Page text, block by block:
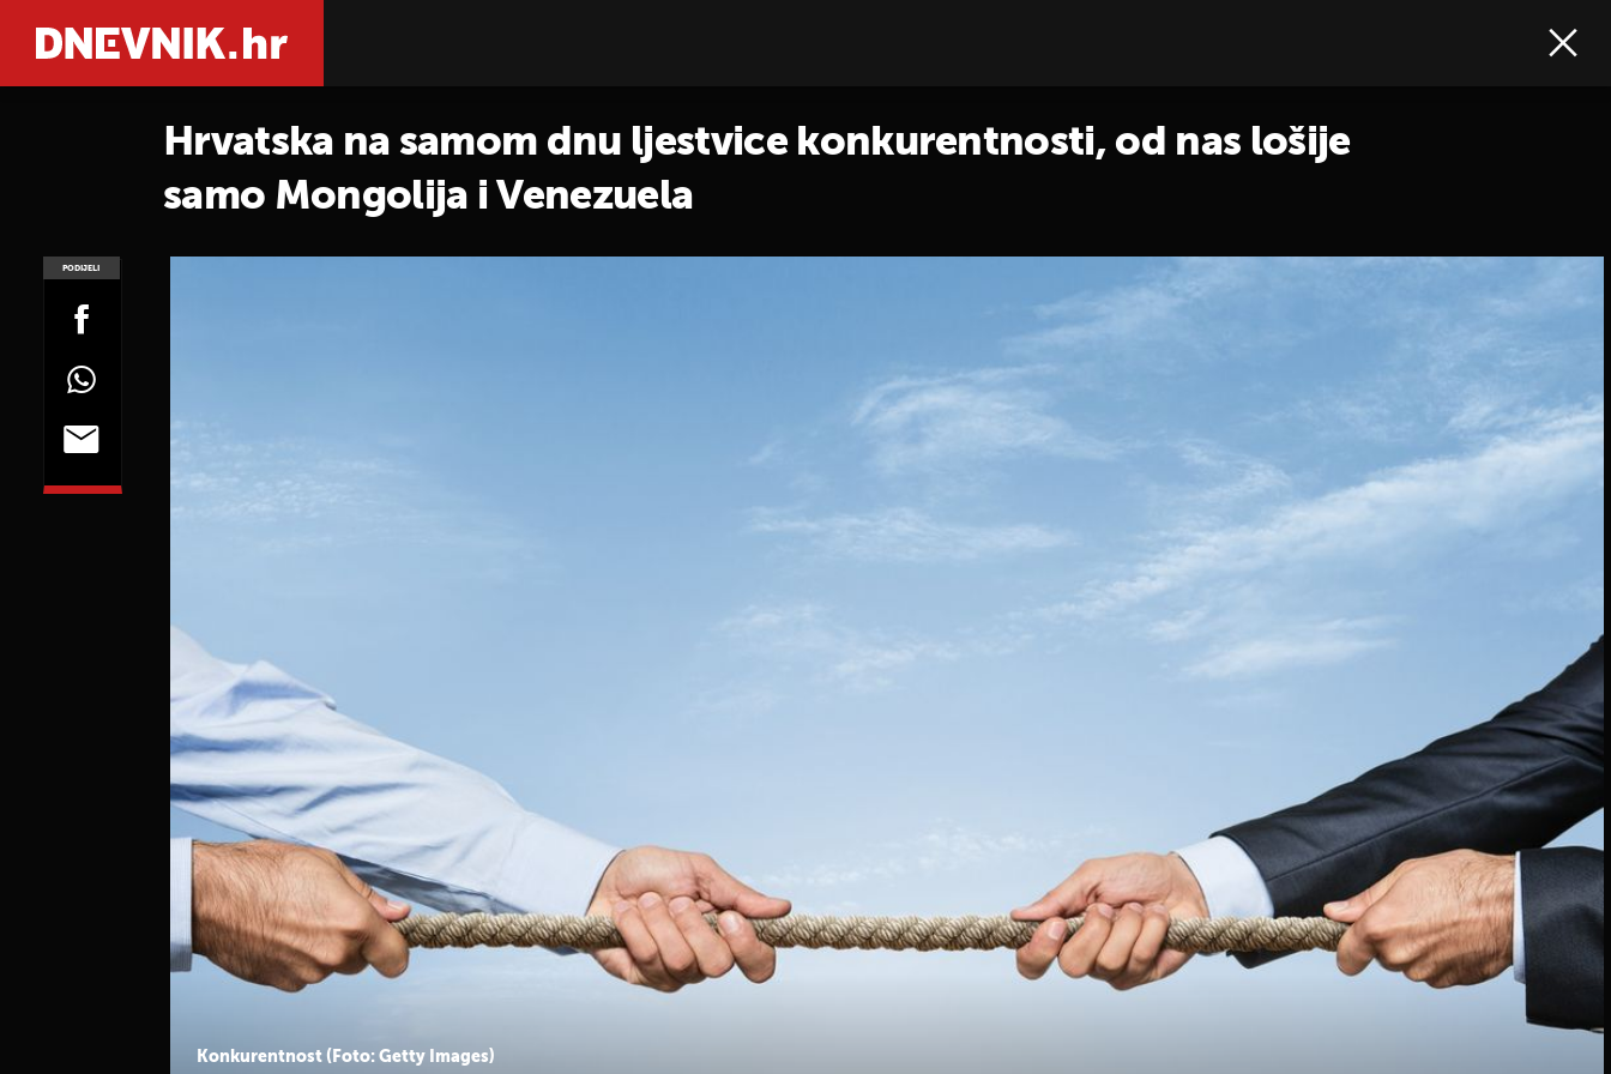
Hrvatska na samom dnu ljestvice konkurentnosti, od nas lošije
samo Mongolija i Venezuela
PODIJELI
Konkurentnost (Foto: Getty Images)
NA 74. MJESTU U SVIJETU
Zabrinjavajući podaci: Hrvatska mora hitno poboljšati 3
važne stvari
1
VELIKO PRIJATELJSTVO
Tradicionalni susret susjeda: "Neka nam živi hrvatsko
+1
DONOSI PROVJERENO
Kako je došlo do ovog apsurda? "Mi smo doslovno umrli,